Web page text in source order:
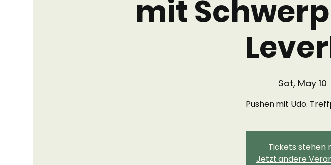
mit
Sat, May 10
Pushen mit Udo.
Tickets stehen
Jetzt andere